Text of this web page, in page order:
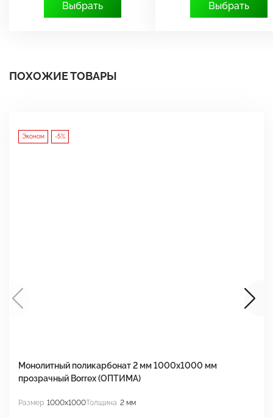
Выбрать Выбрать
ПОХОЖИЕ ТОВАРЫ
Эконом -5%
Монолитный поликарбонат 2 мм 1000x1000 мм
прозрачный Borrex (ОПТИМА)
Размер 1000x1000Толщина 2 мм